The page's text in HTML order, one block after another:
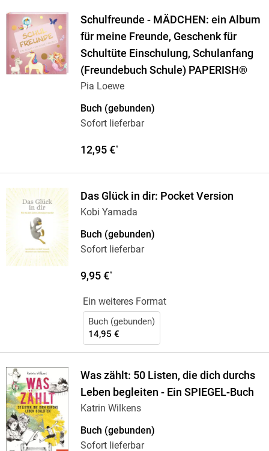
Schulfreunde - MÄDCHEN: ein Album
für meine Freunde, Geschenk für
Schultüte Einschulung, Schulanfang
(Freundebuch Schule) PAPERISH®
Pia Loewe
Buch (gebunden)
Sofort lieferbar
12,95 €*
Das Glück in dir: Pocket Version
Kobi Yamada
Buch (gebunden)
Sofort lieferbar
9,95 €*
Ein weiteres Format
Buch (gebunden)
14,95 €
Was zählt: 50 Listen, die dich durchs
Leben begleiten - Ein SPIEGEL-Buch
Katrin Wilkens
Buch (gebunden)
Sofort lieferbar